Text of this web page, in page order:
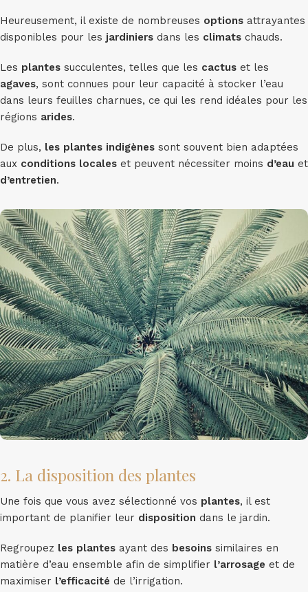
Heureusement, il existe de nombreuses options attrayantes
disponibles pour les jardiniers dans les climats chauds.
Les plantes succulentes, telles que les cactus et les
agaves, sont connues pour leur capacité à stocker l’eau
dans leurs feuilles charnues, ce qui les rend idéales pour les
régions arides.
De plus, les plantes indigènes sont souvent bien adaptées
aux conditions locales et peuvent nécessiter moins d’eau et
d’entretien.
2. La disposition des plantes
Une fois que vous avez sélectionné vos plantes, il est
important de planifier leur disposition dans le jardin.
Regroupez les plantes ayant des besoins similaires en
matière d’eau ensemble afin de simplifier l’arrosage et de
maximiser l’efficacité de l’irrigation.